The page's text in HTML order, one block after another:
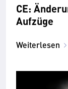
CE:
Aufzüge
Weiterlesen